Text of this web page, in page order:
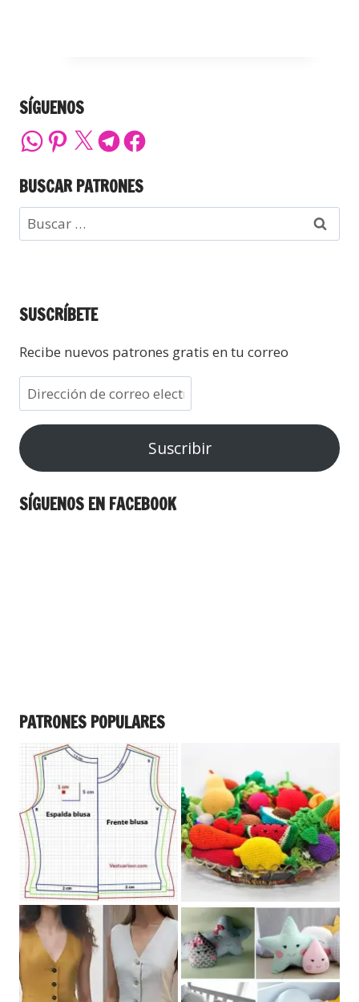
SÍGUENOS
BUSCAR PATRONES
SUSCRÍBETE
Recibe nuevos patrones gratis en tu correo
Suscribir
SÍGUENOS EN FACEBOOK
PATRONES POPULARES